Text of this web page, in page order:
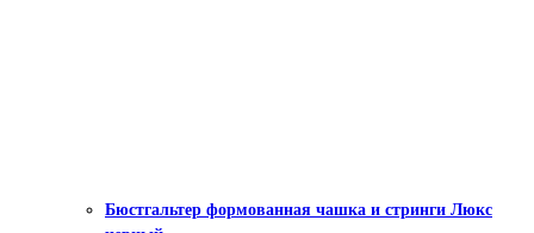
Бюстгальтер формованная чашка и стринги Люкс